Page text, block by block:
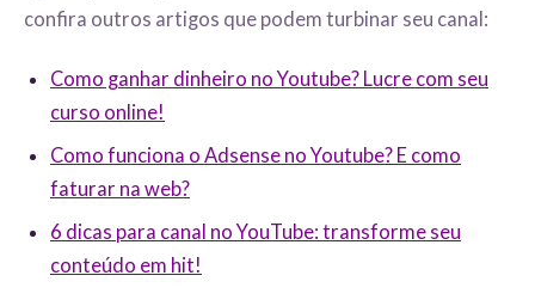
confira outros artigos que podem turbinar seu canal:
Como ganhar dinheiro no Youtube? Lucre com seu
curso online!
Como funciona o Adsense no Youtube? E como
faturar na web?
6 dicas para canal no YouTube: transforme seu
conteúdo em hit!